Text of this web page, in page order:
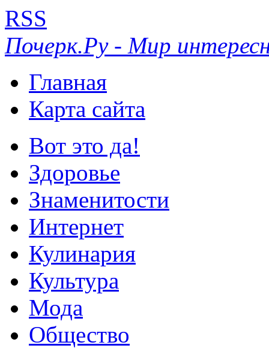
RSS
Почерк.Ру - Мир
Главная
Карта сайта
Вот это да!
Здоровье
Знаменитости
Интернет
Кулинария
Культура
Мода
Общество